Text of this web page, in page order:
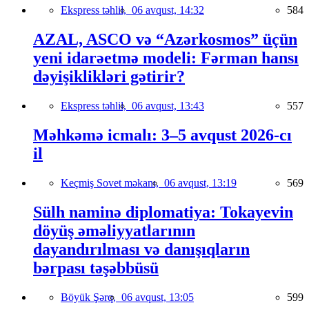
Ekspress təhlil, 06 avqust, 14:32 584
AZAL, ASCO və “Azərkosmos” üçün
yeni idarəetmə modeli: Fərman hansı
dəyişiklikləri gətirir?
Ekspress təhlil, 06 avqust, 13:43 557
Məhkəmə icmalı: 3–5 avqust 2026-cı
il
Keçmiş Sovet məkanı, 06 avqust, 13:19 569
Sülh naminə diplomatiya: Tokayevin
döyüş əməliyyatlarının
dayandırılması və danışıqların
bərpası təşəbbüsü
Böyük Şərq, 06 avqust, 13:05 599